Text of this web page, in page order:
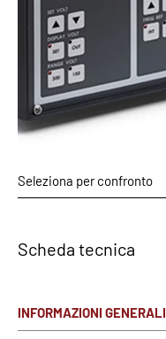
Seleziona per confronto
Scheda tecnica
INFORMAZIONI GENERALI